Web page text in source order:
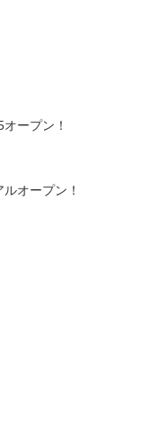
ープン！
オープン！